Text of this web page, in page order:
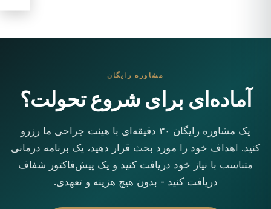
مشاوره رایگان
آماده‌ای برای شروع تحولت؟
یک مشاوره رایگان ۳۰ دقیقه‌ای با هیئت جراحی ما رزرو
کنید. اهداف خود را مورد بحث قرار دهید، یک برنامه درمانی
متناسب با نیاز خود دریافت کنید و یک پیش‌فاکتور شفاف
دریافت کنید - بدون هیچ هزینه و تعهدی.